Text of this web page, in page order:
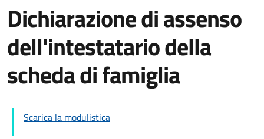
Dichiarazione di assenso
dell'intestatario della
scheda di famiglia
Scarica la modulistica